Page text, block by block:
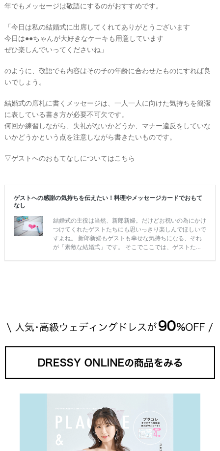
年でもメッセージは敬語にするのがおすすめです。
「今日は私の結婚式に出席してくれてありがとうございます
今日は●●ちゃんが大好きなケーキも用意しています
ぜひ楽しんでいってくださいね」
のように、敬語でも内容はその子の年齢に合わせたものにすれば良
いでしょう。
結婚式の席札に書くメッセージは、一人一人に向けた気持ちを簡潔
に表している書き方が必要不可欠です。
何回か練習しながら、失礼がないかどうか、マナー違反をしていな
いかどうかという点を注意しながら書きたいものです。
▽ゲストへのおもてなしについてはこちら